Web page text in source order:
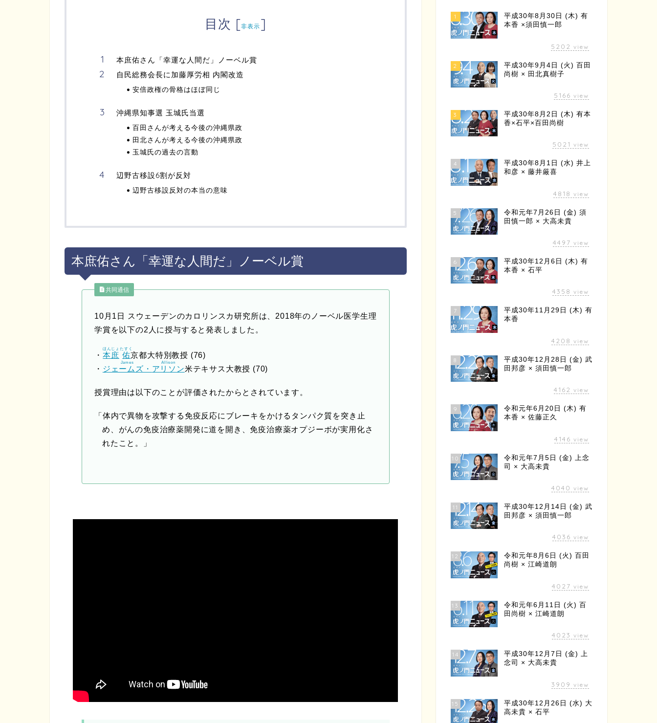
目次 [非表示 ]
本庶佑さん「幸運な人間だ」ノーベル賞
自民総務会長に加藤厚労相 内閣改造
安倍政権の骨格はほぼ同じ
沖縄県知事選 玉城氏当選
百田さんが考える今後の沖縄県政
田北さんが考える今後の沖縄県政
玉城氏の過去の言動
辺野古移設6割が反対
辺野古移設反対の本当の意味
本庶佑さん「幸運な人間だ」ノーベル賞
共同通信
10月1日 スウェーデンのカロリンスカ研究所は、2018年のノーベル医学生理
学賞を以下の2人に授与すると発表しました。
・ 本庶
ほんじょ
佑
たすく
京都大特別教授 (76)
・ ジェームズ・
James
アリソン
Allison
米テキサス大教授 (70)
授賞理由は以下のことが評価されたからとされています。
「体内で異物を攻撃する免疫反応にブレーキをかけるタンパク質を突き止
め、がんの免疫治療薬開発に道を開き、免疫治療薬オプジーボが実用化さ
れたこと。」
1
平成30年8月30日 (木) 有
本香 ×須田慎一郎
5202 view
2
平成30年9月4日 (火) 百田
尚樹 × 田北真樹子
5166 view
3
平成30年8月2日 (木) 有本
香×石平×百田尚樹
5021 view
4
平成30年8月1日 (水) 井上
和彦 × 藤井厳喜
4818 view
5
令和元年7月26日 (金) 須
田慎一郎 × 大高未貴
4497 view
6
平成30年12月6日 (木) 有
本香 × 石平
4358 view
7
平成30年11月29日 (木) 有
本香
4208 view
8
平成30年12月28日 (金) 武
田邦彦 × 須田慎一郎
4162 view
9
令和元年6月20日 (木) 有
本香 × 佐藤正久
4146 view
10
令和元年7月5日 (金) 上念
司 × 大高未貴
4040 view
11
平成30年12月14日 (金) 武
田邦彦 × 須田慎一郎
4036 view
12
令和元年8月6日 (火) 百田
尚樹 × 江崎道朗
4027 view
13
令和元年6月11日 (火) 百
田尚樹 × 江崎道朗
4023 view
14
平成30年12月7日 (金) 上
念司 × 大高未貴
3909 view
15
平成30年12月26日 (水) 大
高未貴 × 石平